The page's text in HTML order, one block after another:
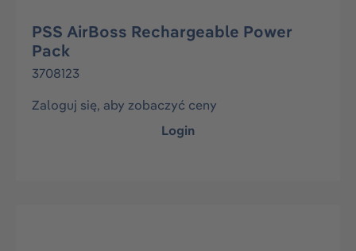
PSS AirBoss Rechargeable Power
Pack
3708123
Zaloguj się, aby zobaczyć ceny
Login